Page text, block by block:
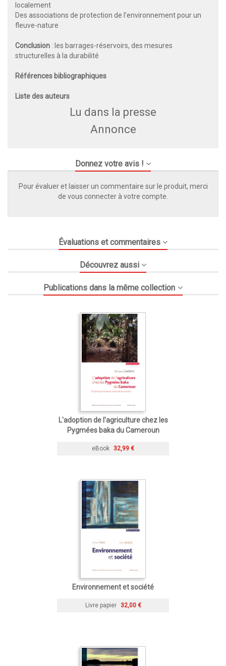
localement
Des associations de protection de l’environnement pour un
fleuve-nature
Conclusion : les barrages-réservoirs, des mesures
structurelles à la durabilité
Références bibliographiques
Liste des auteurs
Lu dans la presse
Annonce
Donnez votre avis !
Pour évaluer et laisser un commentaire sur le produit, merci
de vous connecter à votre compte.
Évaluations et commentaires
Découvrez aussi
Publications dans la même collection
L'adoption de l'agriculture chez les
Pygmées baka du Cameroun
eBook 32,99 €
Environnement et société
Livre papier 32,00 €